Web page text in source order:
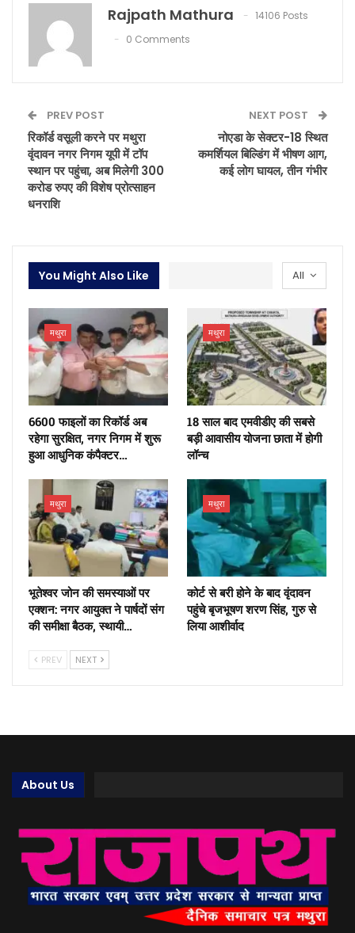
Rajpath Mathura
14106 Posts
0 Comments
PREV POST
रिकॉर्ड वसूली करने पर मथुरा
वृंदावन नगर निगम यूपी में टॉप
स्थान पर पहुंचा, अब मिलेगी 300
करोड रुपए की विशेष प्रोत्साहन
धनराशि
NEXT POST
नोएडा के सेक्टर-18 स्थित
कमर्शियल बिल्डिंग में भीषण आग,
कई लोग घायल, तीन गंभीर
All
You Might Also Like
मथुरा
6600 फाइलों का रिकॉर्ड अब
रहेगा सुरक्षित, नगर निगम में शुरू
हुआ आधुनिक कंपैक्टर…
मथुरा
18 साल बाद एमवीडीए की सबसे
बड़ी आवासीय योजना छाता में होगी
लॉन्च
मथुरा
भूतेश्वर जोन की समस्याओं पर
एक्शन: नगर आयुक्त ने पार्षदों संग
की समीक्षा बैठक, स्थायी…
मथुरा
कोर्ट से बरी होने के बाद वृंदावन
पहुंचे बृजभूषण शरण सिंह, गुरु से
लिया आशीर्वाद
PREV NEXT
About Us